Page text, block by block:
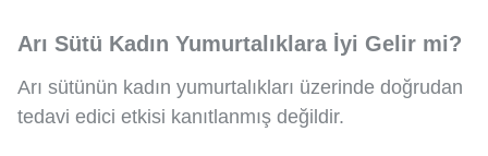
Arı Sütü Kadın Yumurtalıklara İyi Gelir mi?
Arı sütünün kadın yumurtalıkları üzerinde doğrudan
tedavi edici etkisi kanıtlanmış değildir.